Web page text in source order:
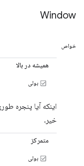
Window
خواص
همیشه در بالا
بولی
اینکه آیا پنجره
خیر.
متمرکز
بولی